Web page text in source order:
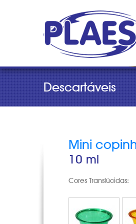
Descartáveis
Mini
10 ml
Cores Translúcidas: